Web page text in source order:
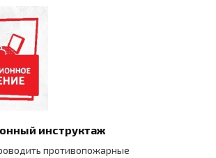
инструктаж
противопожарные